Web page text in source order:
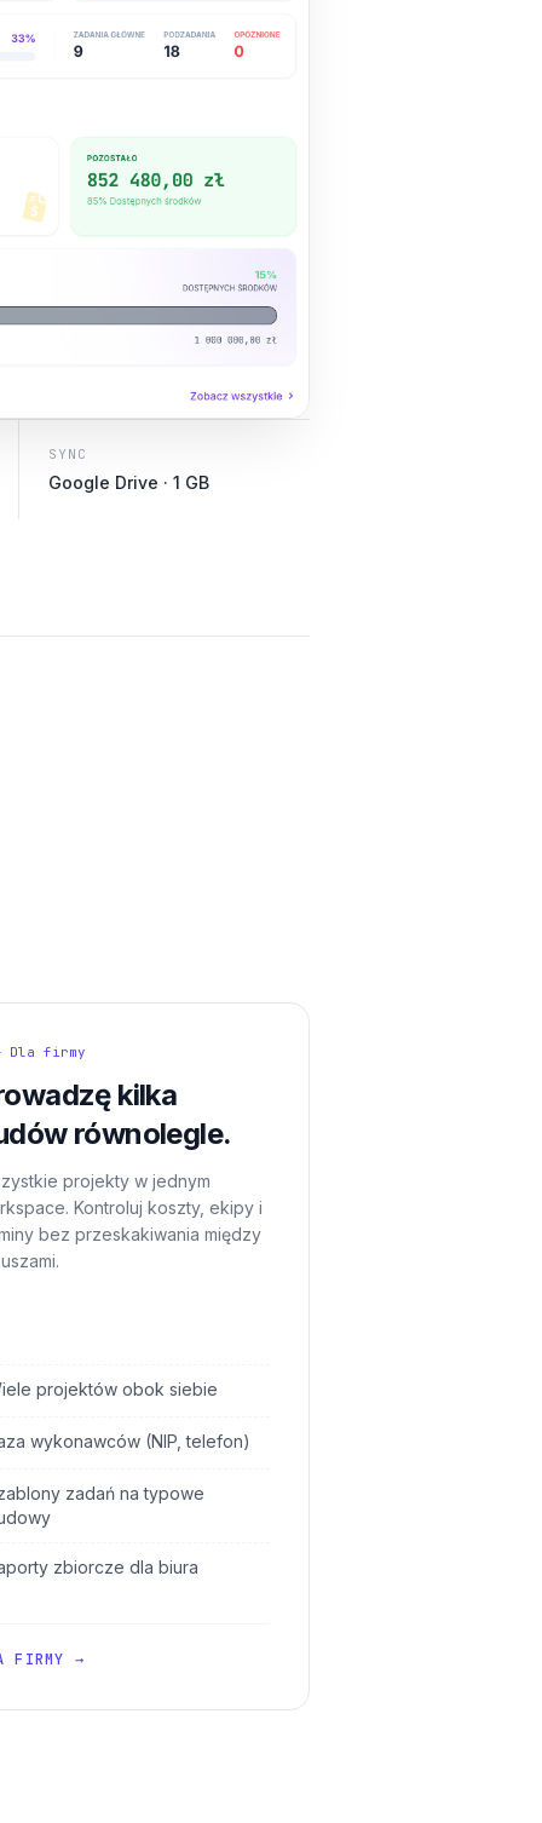
SYNC
Google Drive · 1 GB
Dla firmy
kilka
równolegle.
projekty w jednym
Kontroluj koszty, ekipy i
bez przeskakiwania między
projektów obok siebie
wykonawców (NIP, telefon)
zadań na typowe
zbiorcze dla biura
FIRMY →